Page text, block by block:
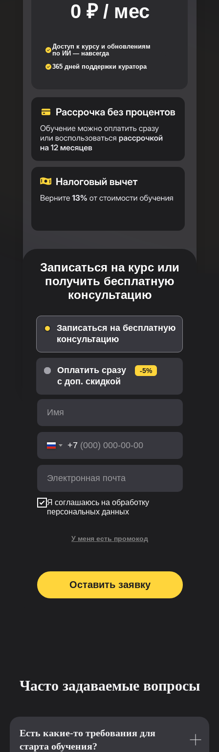
+7
Я соглашаюсь на обработку
персональных данных
Оставить заявку
-5%
Оплатить сразу
с доп. скидкой
-5%
Записаться на бесплатную
консультацию
0 ₽ / мес
Записаться на курс или
получить бесплатную
консультацию
365 дней поддержки куратора
Доступ к курсу и обновлениям
по ИИ — навсегда
У меня есть промокодПрименить
Часто задаваемые вопросы
Есть какие-то требования для
старта обучения?